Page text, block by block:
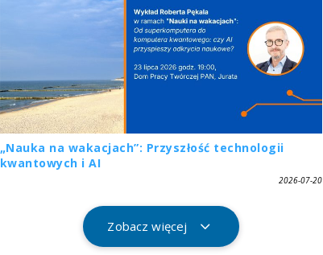
„Nauka na wakacjach”: Przyszłość technologii
kwantowych i AI
2026-07-20
Zobacz więcej